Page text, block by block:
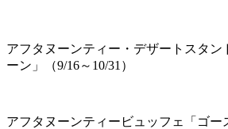
アフタヌーンティー・デザートスタン
ーン」（9/16～10/31）
アフタヌーンティービュッフェ「ゴー